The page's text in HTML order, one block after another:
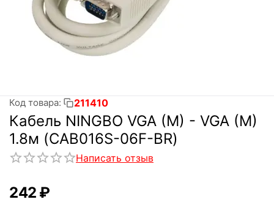
Код товара: 211410
Кабель NINGBO VGA (M) - VGA (M)
1.8м (CAB016S-06F-BR)
Написать отзыв
‍242‍ ₽